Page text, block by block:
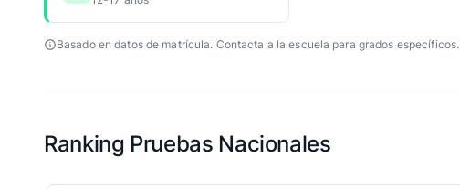
Basado en datos de matrícula. Contacta a la escuela para grados específicos.
Ranking Pruebas Nacionales